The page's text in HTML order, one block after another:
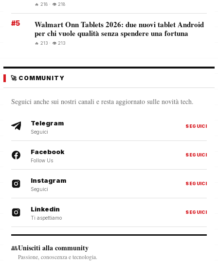
🔥 218 · 👁️ 218
#5
Walmart Onn Tablets 2026: due nuovi tablet Android
per chi vuole qualità senza spendere una fortuna
🔥 213 · 👁️ 213
🚀 COMMUNITY
Seguici anche sui nostri canali e resta aggiornato sulle novità tech.
Telegram
Seguici
SEGUICI
Facebook
Follow Us
SEGUICI
Instagram
Seguici
SEGUICI
Linkedin
Ti aspettiamo
SEGUICI
👥Unisciti alla community
Passione, conoscenza e tecnologia.